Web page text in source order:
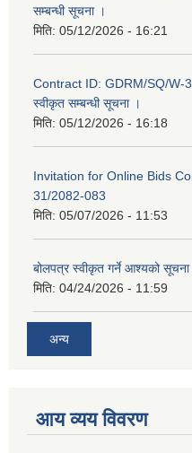
सम्बन्धी सूचना ।
मिति: 05/12/2026 - 16:21
Contract ID: GDRM/SQ/W-
स्वीकृत सम्बन्धी सूचना ।
मिति: 05/12/2026 - 16:18
Invitation for Online Bids
31/2082-083
मिति: 05/07/2026 - 11:53
बोलपत्र स्वीकृत गर्ने आश्यको सूचना
मिति: 04/24/2026 - 11:59
अन्य
आय व्यय विवरण